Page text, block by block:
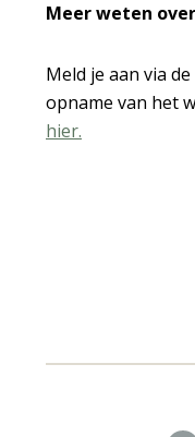
Meer weten
Meld je aan via
opname van het
hier.